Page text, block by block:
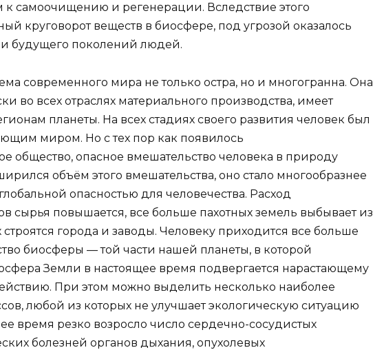
к самоочищению и регенерации. Вследствие этого
круговорот веществ в биосфере, под угрозой оказалось
будущего поколений людей.
современного мира не только остра, но и многогранна. Она
во всех отраслях материального производства, имеет
планеты. На всех стадиях своего развития человек был
миром. Но с тех пор как появилось
общество, опасное вмешательство человека в природу
объём этого вмешательства, оно стало многообразнее
опасностью для человечества. Расход
сырья повышается, все больше пахотных земель выбывает из
города и заводы. Человеку приходится все больше
биосферы — той части нашей планеты, в которой
Земли в настоящее время подвергается нарастающему
При этом можно выделить несколько наиболее
любой из которых не улучшает экологическую ситуацию
время резко возросло число сердечно-сосудистых
болезней органов дыхания, опухолевых